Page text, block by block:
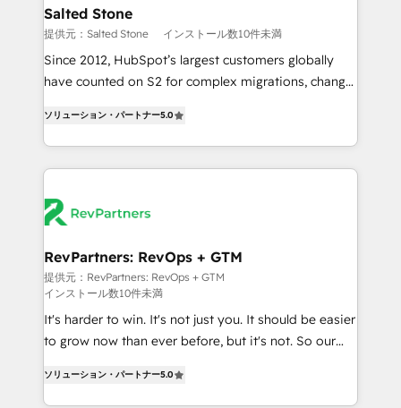
workflows that drive adoption from week one, in
your time zone. What we do ➤ Onboarding: Live in
weeks, with workflows built around your business,
not a template. ➤ Migration: Move from any legacy
CRM. Zero downtime, full data integrity. ➤
Implementation: Configure HubSpot to run your
revenue process. Sales, marketing, and service wired
Ongoing Management: Monthly tune-ups, feature
rollouts, adoption coaching. Buying HubSpot,
built for the work.
Salted Stone
提供元：Salted Stone インストール数10件未満
Since 2012, HubSpot’s largest customers globally
have counted on S2 for complex migrations, change
solutions that deliver measurable impact and
transform brand experiences As one of the few full-
service creative agencies in the HubSpot
winning design to build scalable, globally
marketing campaigns, & RevOps frameworks that
fuel long-term success We connect the entire
customer lifecycle through seamless integrations,
ensure long-term adoption with change-
management programs, and align marketing, sales,
HubSpot accreditations and experience across
hundreds of organizations in dozens of industries,
ソリューション・パートナー5.0
RevPartners: RevOps + GTM
提供元：RevPartners: RevOps + GTM
インストール数10件未満
It's harder to win. It's not just you. It should be easier
to grow now than ever before, but it's not. So our
revenue number. We do that by bridging the gap
ソリューション・パートナー5.0